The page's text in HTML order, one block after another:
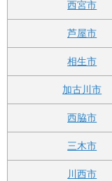
西宮市
芦屋市
相生市
加古川市
西脇市
三木市
川西市